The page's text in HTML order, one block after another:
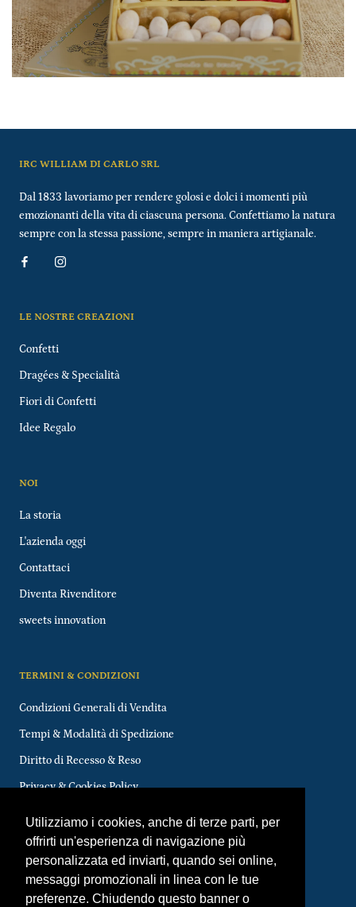
Utilizziamo i cookies, anche di terze parti, per
offrirti un'esperienza di navigazione più
personalizzata ed inviarti, quando sei online,
messaggi promozionali in linea con le tue
preferenze. Chiudendo questo banner o
IRC WILLIAM DI CARLO SRL
Dal 1833 lavoriamo per rendere golosi e dolci i momenti più
emozionanti della vita di ciascuna persona. Confettiamo la natura
sempre con la stessa passione, sempre in maniera artigianale.
LE NOSTRE CREAZIONI
Confetti
Dragées & Specialità
Fiori di Confetti
Idee Regalo
NOI
La storia
L'azienda oggi
Contattaci
Diventa Rivenditore
sweets innovation
TERMINI & CONDIZIONI
Condizioni Generali di Vendita
Tempi & Modalità di Spedizione
Diritto di Recesso & Reso
Privacy & Cookies Policy
Valuta
EUR€ Lingua
ITALIANO